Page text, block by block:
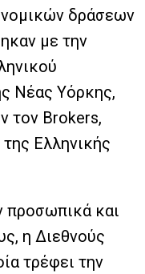
δράσεων
με την
Νέας Υόρκης,
τον Brokers,
Ελληνικής
προσωπικά και
η Διεθνούς
τρέφει την